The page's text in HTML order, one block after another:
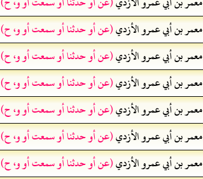
معمر بن أبي عمرو الأزدي(عن أو حدثنا أو سمعت أو و، ح)
معمر بن أبي عمرو الأزدي(عن أو حدثنا أو سمعت أو و، ح)
معمر بن أبي عمرو الأزدي(عن أو حدثنا أو سمعت أو و، ح)
معمر بن أبي عمرو الأزدي(عن أو حدثنا أو سمعت أو و، ح)
معمر بن أبي عمرو الأزدي(عن أو حدثنا أو سمعت أو و، ح)
معمر بن أبي عمرو الأزدي(عن أو حدثنا أو سمعت أو و، ح)